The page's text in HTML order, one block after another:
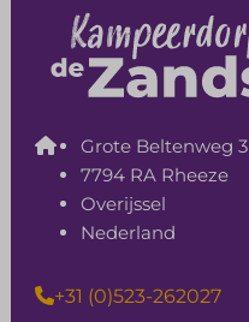
Grote Beltenweg 3
7794 RA Rheeze
Overijssel
Nederland
+31 (0)523-262027